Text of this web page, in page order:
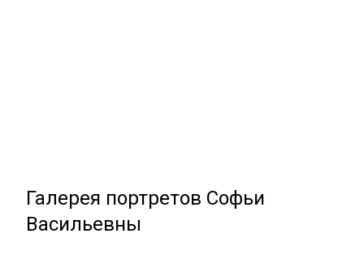
Галерея портретов Софьи
Васильевны